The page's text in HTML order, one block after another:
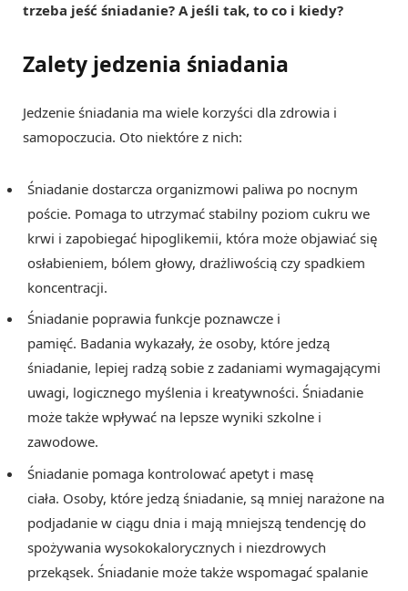
trzeba jeść śniadanie? A jeśli tak, to co i kiedy?
Zalety jedzenia śniadania
Jedzenie śniadania ma wiele korzyści dla zdrowia i
samopoczucia. Oto niektóre z nich:
Śniadanie dostarcza organizmowi paliwa po nocnym
poście. Pomaga to utrzymać stabilny poziom cukru we
krwi i zapobiegać hipoglikemii, która może objawiać się
osłabieniem, bólem głowy, drażliwością czy spadkiem
koncentracji.
Śniadanie poprawia funkcje poznawcze i
pamięć. Badania wykazały, że osoby, które jedzą
śniadanie, lepiej radzą sobie z zadaniami wymagającymi
uwagi, logicznego myślenia i kreatywności. Śniadanie
może także wpływać na lepsze wyniki szkolne i
zawodowe.
Śniadanie pomaga kontrolować apetyt i masę
ciała. Osoby, które jedzą śniadanie, są mniej narażone na
podjadanie w ciągu dnia i mają mniejszą tendencję do
spożywania wysokokalorycznych i niezdrowych
przekąsek. Śniadanie może także wspomagać spalanie